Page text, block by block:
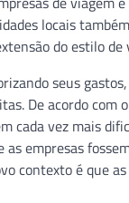
locais
do estilo de
seus
De acordo com
cada vez mais
empresas
contexto é que